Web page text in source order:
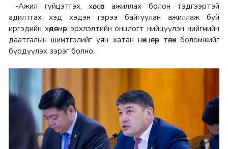
-Ажил гүйцэтгэх, хөлсөөр ажиллах болон тэдгээртэй
адилтгах хэд хэдэн гэрээ байгуулан ажиллаж буй
иргэдийн хөдөлмөр эрхлэлтийн онцлогт нийцүүлэн нийгмийн
даатгалын шимтгэлийг уян хатан нөхцөлөөр төлөх боломжийг
бүрдүүлэх зэрэг болно.